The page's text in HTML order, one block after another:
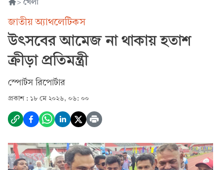
জাতীয় অ্যাথলেটিকস
উৎসবের আমেজ না থাকায় হতাশ
ক্রীড়া প্রতিমন্ত্রী
স্পোর্টস রিপোর্টার
প্রকাশ : ১৮ মে ২০২৬, ০৬: ০০